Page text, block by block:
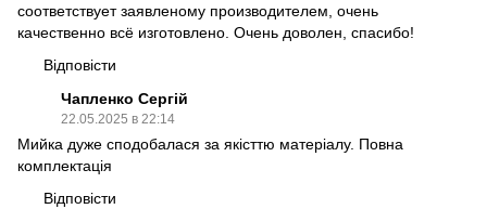
соответствует заявленому производителем, очень
качественно всё изготовлено. Очень доволен, спасибо!
Відповісти
Чапленко Сергій
22.05.2025 в 22:14
Мийка дуже сподобалася за якісттю матеріалу. Повна
комплектація
Відповісти